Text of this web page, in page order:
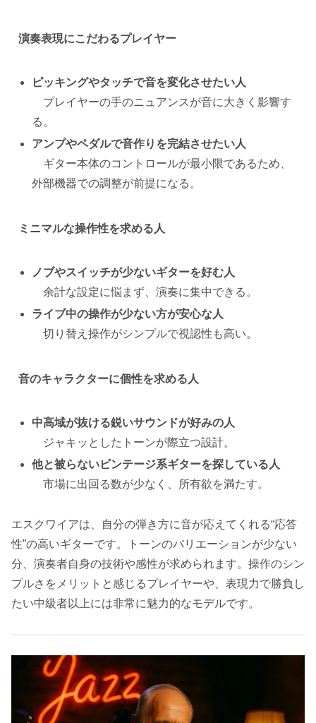
演奏表現にこだわるプレイヤー
ピッキングやタッチで音を変化させたい人
プレイヤーの手のニュアンスが音に大きく影響す
る。
アンプやペダルで音作りを完結させたい人
ギター本体のコントロールが最小限であるため、
外部機器での調整が前提になる。
ミニマルな操作性を求める人
ノブやスイッチが少ないギターを好む人
余計な設定に悩まず、演奏に集中できる。
ライブ中の操作が少ない方が安心な人
切り替え操作がシンプルで視認性も高い。
音のキャラクターに個性を求める人
中高域が抜ける鋭いサウンドが好みの人
ジャキッとしたトーンが際立つ設計。
他と被らないビンテージ系ギターを探している人
市場に出回る数が少なく、所有欲を満たす。
エスクワイアは、自分の弾き方に音が応えてくれる“応答
性”の高いギターです。トーンのバリエーションが少ない
分、演奏者自身の技術や感性が求められます。操作のシン
プルさをメリットと感じるプレイヤーや、表現力で勝負し
たい中級者以上には非常に魅力的なモデルです。